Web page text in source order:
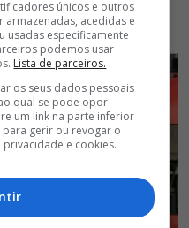
únicos e outros
acedidas e
usadas especificamente
podemos usar
Lista de parceiros.
os seus dados pessoais
qual se pode opor
um link na parte inferior
gerir ou revogar o
e cookies.